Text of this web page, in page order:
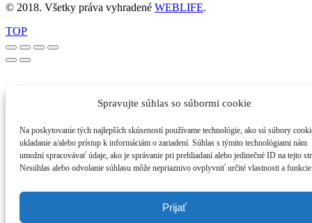
Spravujte súhlas so súbormi cookie
Na poskytovanie tých najlepších skúseností používame technológie, ako sú súbory
ukladanie a/alebo prístup k informáciám o zariadení. Súhlas s týmito technológiami nám
umožní spracovávať údaje, ako je správanie pri prehliadaní alebo jedinečné ID na tejto
Nesúhlas alebo odvolanie súhlasu môže nepriaznivo ovplyvniť určité vlastnosti a
Prijať
© 2018. Všetky práva vyhradené WEBLIFE.
TOP